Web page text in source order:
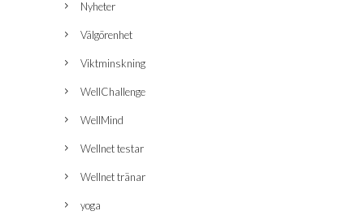
Nyheter
Välgörenhet
Viktminskning
WellChallenge
WellMind
Wellnet testar
Wellnet tränar
yoga